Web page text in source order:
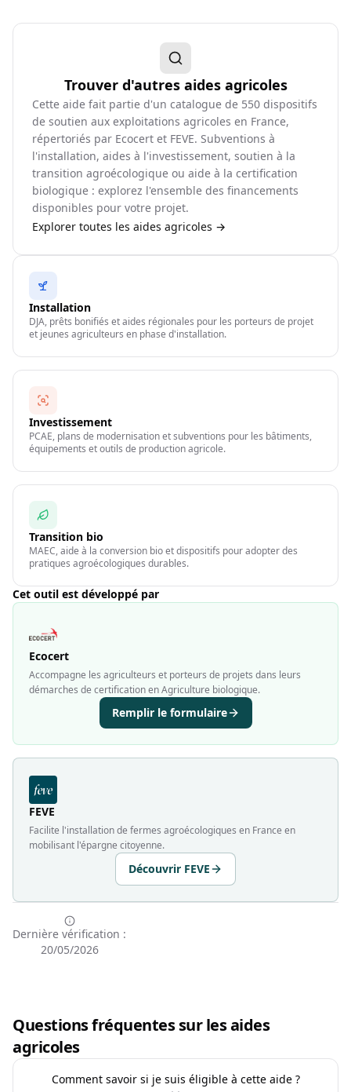
Trouver d'autres aides agricoles
Cette aide fait partie d'un catalogue de 550 dispositifs
de soutien aux exploitations agricoles en France,
répertoriés par Ecocert et FEVE. Subventions à
l'installation, aides à l'investissement, soutien à la
transition agroécologique ou aide à la certification
biologique : explorez l'ensemble des financements
disponibles pour votre projet.
Explorer toutes les aides agricoles →
Installation
DJA, prêts bonifiés et aides régionales pour les porteurs de projet
et jeunes agriculteurs en phase d'installation.
Investissement
PCAE, plans de modernisation et subventions pour les bâtiments,
équipements et outils de production agricole.
Transition bio
MAEC, aide à la conversion bio et dispositifs pour adopter des
pratiques agroécologiques durables.
Cet outil est développé par
Ecocert
Accompagne les agriculteurs et porteurs de projets dans leurs
démarches de certification en Agriculture biologique.
Remplir le formulaire
FEVE
Facilite l'installation de fermes agroécologiques en France en
mobilisant l'épargne citoyenne.
Découvrir FEVE
Dernière vérification :
20/05/2026
Questions fréquentes sur les aides
agricoles
Comment savoir si je suis éligible à cette aide ?